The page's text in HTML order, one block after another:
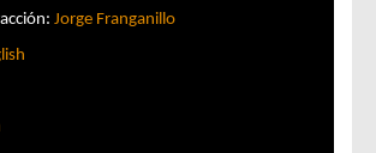
Jorge Franganillo